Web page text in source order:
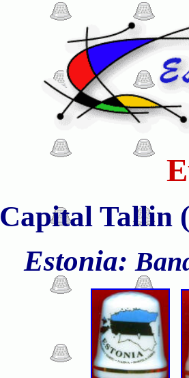
Capital Tallin
Estonia: